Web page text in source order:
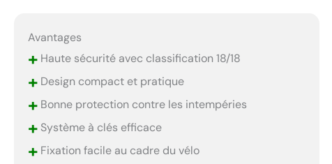
Avantages
+ Haute sécurité avec classification 18/18
+ Design compact et pratique
+ Bonne protection contre les intempéries
+ Système à clés efficace
+ Fixation facile au cadre du vélo